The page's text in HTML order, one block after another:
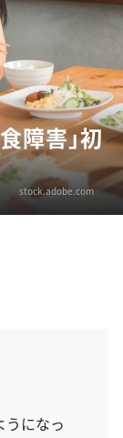
障害」初
stock.adobe.com
うになっ